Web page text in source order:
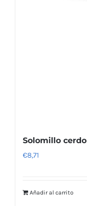
Solomillo cerdo
€8,71
Añadir al carrito